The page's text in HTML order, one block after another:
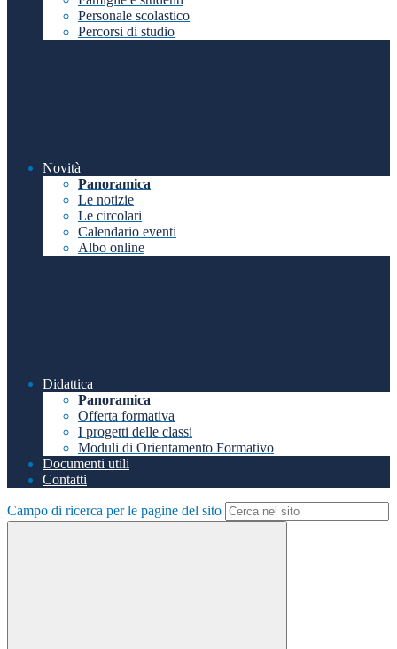
Personale scolastico
Percorsi di studio
Novità
Panoramica
Le notizie
Le circolari
Calendario eventi
Albo online
Didattica
Panoramica
Offerta formativa
I progetti delle classi
Moduli di Orientamento Formativo
Documenti utili
Contatti
Campo di ricerca per le pagine del sito